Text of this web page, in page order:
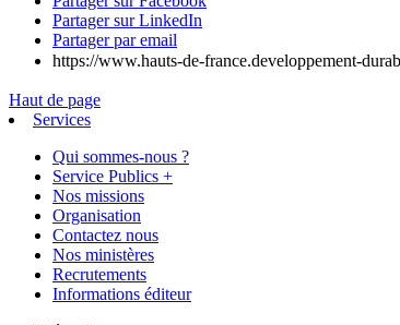
Partager sur LinkedIn
Partager par email
https://www.hauts-de-france.developpement-
Haut de page
Services
Qui sommes-nous ?
Service Publics +
Nos missions
Organisation
Contactez nous
Nos ministères
Recrutements
Informations éditeur